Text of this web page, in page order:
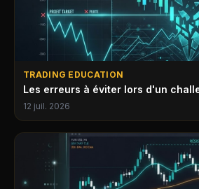
TRADING EDUCATION
Les erreurs à éviter lors d'un
12 juil. 2026